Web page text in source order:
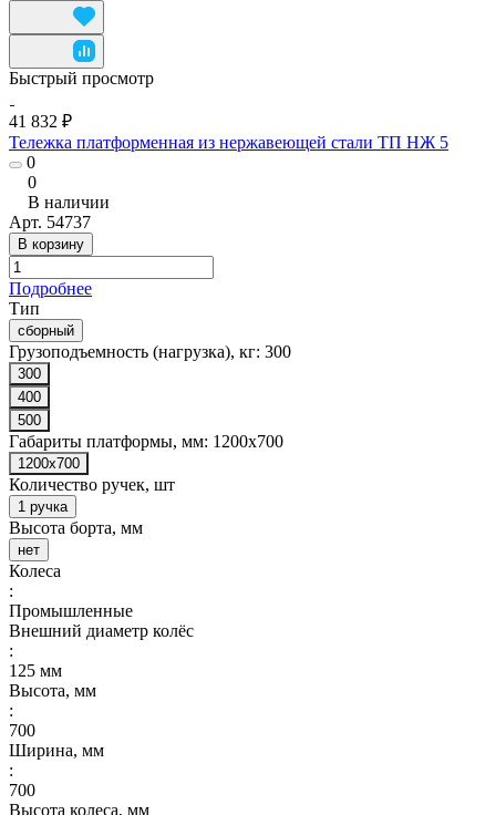
Быстрый просмотр
41 832 ₽
Тележка платформенная из нержавеющей стали ТП НЖ 5
0
0
В наличии
Арт. 54737
В корзину
Подробнее
Тип
сборный
Грузоподъемность (нагрузка), кг: 300
300
400
500
Габариты платформы, мм: 1200x700
1200x700
Количество ручек, шт
1 ручка
Высота борта, мм
нет
Колеса
:
Промышленные
Внешний диаметр колёс
:
125 мм
Высота, мм
:
700
Ширина, мм
:
700
Высота колеса, мм